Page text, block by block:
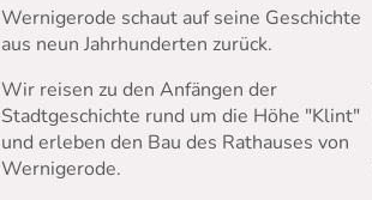
Wernigerode schaut auf seine Geschichte
aus neun Jahrhunderten zurück.
Wir reisen zu den Anfängen der
Stadtgeschichte rund um die Höhe "Klint"
und erleben den Bau des Rathauses von
Wernigerode.